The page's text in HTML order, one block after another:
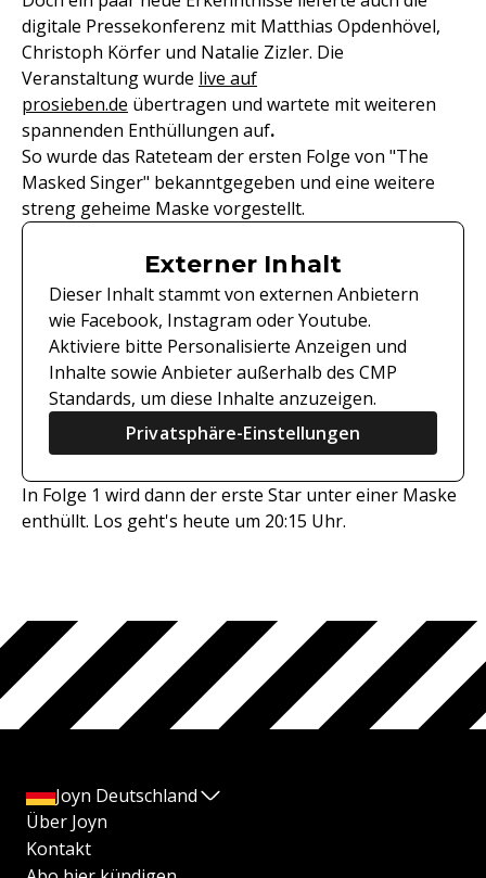
digitale Pressekonferenz mit Matthias Opdenhövel,
Christoph Körfer und Natalie Zizler. Die
Veranstaltung wurde live auf
prosieben.de übertragen und wartete mit weiteren
spannenden Enthüllungen auf.
So wurde das Rateteam der ersten Folge von "The
Masked Singer" bekanntgegeben und eine weitere
streng geheime Maske vorgestellt.
Externer Inhalt
Dieser Inhalt stammt von externen Anbietern
wie Facebook, Instagram oder Youtube.
Aktiviere bitte Personalisierte Anzeigen und
Inhalte sowie Anbieter außerhalb des CMP
Standards, um diese Inhalte anzuzeigen.
Privatsphäre-Einstellungen
In Folge 1 wird dann der erste Star unter einer Maske
enthüllt. Los geht's heute um 20:15 Uhr.
Joyn Deutschland
Über Joyn
Kontakt